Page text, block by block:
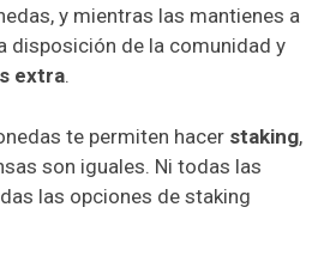
y mientras las mantienes a
disposición de la comunidad y
extra.
te permiten hacer staking,
son iguales. Ni todas las
las opciones de staking